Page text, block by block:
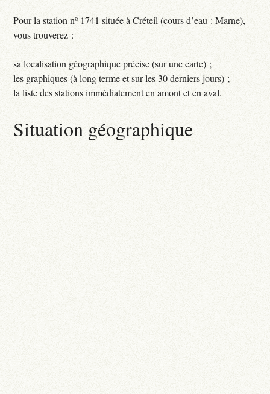
Pour la station nº 1741 située à Créteil (cours d’eau : Marne),
vous trouverez :
sa localisation géographique précise (sur une carte) ;
les graphiques (à long terme et sur les 30 derniers jours) ;
la liste des stations immédiatement en amont et en aval.
Situation géographique